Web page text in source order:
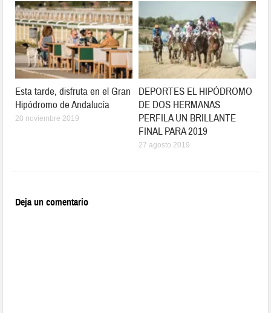
Esta tarde, disfruta en el Gran
Hipódromo de Andalucía
20 noviembre 2019
DEPORTES EL HIPÓDROMO
DE DOS HERMANAS
PERFILA UN BRILLANTE
FINAL PARA 2019
27 agosto 2019
Deja un comentario